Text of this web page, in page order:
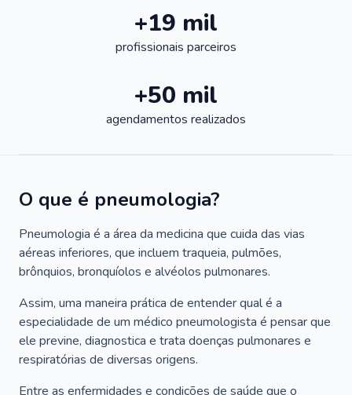
+19 mil
profissionais parceiros
+50 mil
agendamentos realizados
O que é pneumologia?
Pneumologia é a área da medicina que cuida das vias
aéreas inferiores, que incluem traqueia, pulmões,
brônquios, bronquíolos e alvéolos pulmonares.
Assim, uma maneira prática de entender qual é a
especialidade de um médico pneumologista é pensar que
ele previne, diagnostica e trata doenças pulmonares e
respiratórias de diversas origens.
Entre as enfermidades e condições de saúde que o